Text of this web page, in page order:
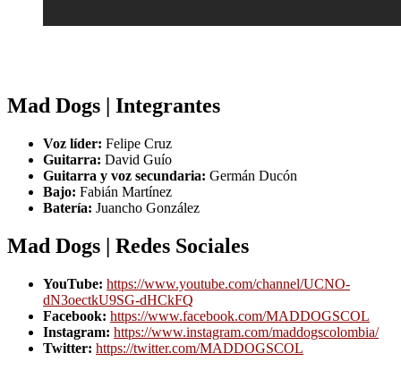
Mad Dogs | Integrantes
Voz líder: Felipe Cruz
Guitarra: David Guío
Guitarra y voz secundaria: Germán Ducón
Bajo: Fabián Martínez
Batería: Juancho González
Mad Dogs | Redes Sociales
YouTube: https://www.youtube.com/channel/UCNO-
dN3oectkU9SG-dHCkFQ
Facebook: https://www.facebook.com/MADDOGSCOL
Instagram: https://www.instagram.com/maddogscolombia/
Twitter: https://twitter.com/MADDOGSCOL